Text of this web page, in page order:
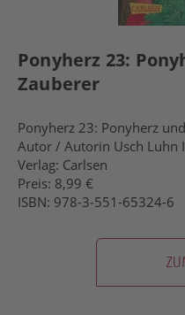
Ponyherz 23:
Zauberer
Ponyherz 23: Ponyherz
Autor / Autorin Usch Luhn
Verlag: Carlsen
Preis: 8,99 €
ISBN: 978-3-551-65324-6